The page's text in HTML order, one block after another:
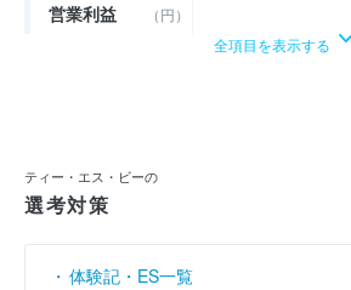
営業利益 （円）
売上伸び率
全項目を表示する
ティー・エス・ビーの
選考対策
体験記・ES一覧